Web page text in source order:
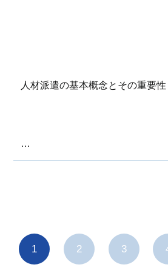
人材派遣の基本概念とその重要性
…
1 2 3